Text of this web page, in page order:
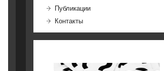
Публикации
Контакты